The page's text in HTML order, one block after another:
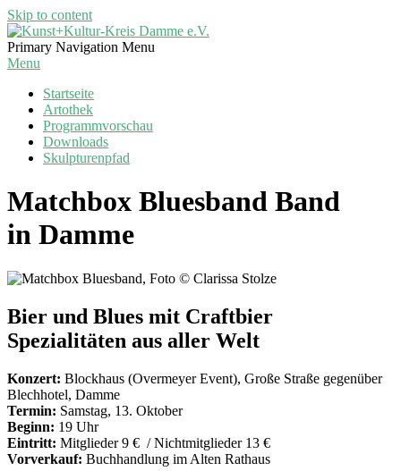
Skip to content
Kunst+Kultur-
Kreis
Primary Navigation Menu
Menu
Startseite
Artothek
Programmvorschau
Downloads
Skulpturenpfad
Matchbox Bluesband Band
in Damme
Bier und Blues mit Craftbier
Spezialitäten aus aller Welt
Konzert: Blockhaus (Overmeyer Event), Große Straße gegenüber
Blechhotel, Damme
Termin: Samstag, 13. Oktober
Beginn: 19 Uhr
Eintritt: Mitglieder 9 € / Nichtmitglieder 13 €
Vorverkauf: Buchhandlung im Alten Rathaus